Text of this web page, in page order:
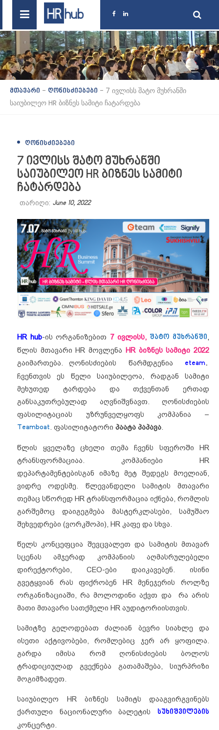
მთავარი - ღონისძიებები - 7 ივლისს შატო მუხრანში
საიუბილეო HR ბიზნეს სამიტი ჩატარდება
ᲦᲝᲜᲘᲡᲫᲘᲔᲑᲔᲑᲘ
7 ივლისს შატო მუხრანში
საიუბილეო HR ბიზნეს სამიტი
ჩატარდება
თარიღი: June 10, 2022
HR hub-ის ორგანიზებით 7 ივლისს, შატო მუხრანში,
წლის მთავარი HR მოვლენა HR ბიზნეს სამიტი 2022
გაიმართება. ღონისძიების წარმდგენია eteam.
ჩვენთვის ეს წელი საიუბილეოა, რადგან სამიტი
მეხუთედ ტარდება და თქვენთან ერთად
განსაკუთრებულად აღვნიშვნავთ. ღონისძიების
ფასილიტაციას უზრუნველყოფს კომპანია –
Teamboat. ფასილიტატორი პაატა პაპავა.
წლის ყველაზე ცხელი თემა ჩვენს სფეროში HR
ტრანსფორმაციაა. კომპანიები HR
დეპარტამენტებისგან იმაზე მეტ შედეგს მოელიან,
ვიდრე ოდესმე. წლევანდელი სამიტის მთავარი
თემაც სწორედ HR ტრანსფორმაცია იქნება, რომლის
გარშემოც დაიგეგმება მასტერკლასები, სამუშაო
შეხვედრები (ვორკშოპი), HR კაფე და სხვა.
წელს კონცეფცია შევცვალეთ და სამიტის მთავარ
სცენას ამჯერად კომპანიის აღმასრულებელი
დირექტორები, CEO-ები დაიკავებენ. ისინი
გვეტყვიან რას ფიქრობენ HR მენეჯერის როლზე
ორგანიზაციაში, რა მოლოდინი აქვთ და რა არის
მათი მთავარი სათქმელი HR აუდიტორიისთვის.
სამიტზე გელოდებათ ძალიან ბევრი სიახლე და
ისეთი აქტივობები, რომლებიც ჯერ არ ყოფილა.
გარდა იმისა რომ ღონისძიების ბოლოს
ტრადიციულად გვექნება გათამაშება, სიურპრიზი
მოგიმზადეთ.
საიუბილეო HR ბიზნეს სამიტს დააგვირგვინებს
ქართული ნაციონალური ბალეტის სუხიშვილების
კონცერტი.